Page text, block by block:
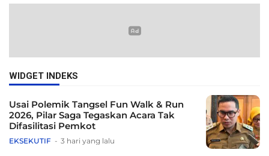
WIDGET INDEKS
Usai Polemik Tangsel Fun Walk & Run
2026, Pilar Saga Tegaskan Acara Tak
Difasilitasi Pemkot
EKSEKUTIF 3 hari yang lalu